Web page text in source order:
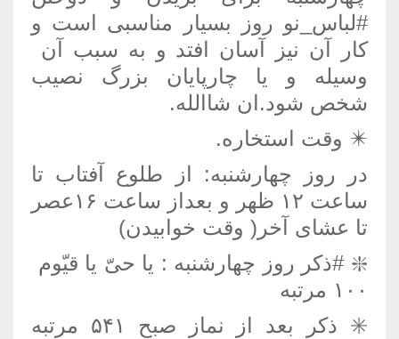
#لباس_نو روز بسیار مناسبی است و
کار آن نیز آسان افتد و به سبب آن
وسیله و یا چارپایان بزرگ نصیب
شخص شود.ان شاالله.
✴️️ وقت استخاره.
در روز چهارشنبه: از طلوع آفتاب تا
ساعت ۱۲ ظهر و بعداز ساعت ۱۶عصر
تا عشای آخر( وقت خوابیدن)
❇️️ #ذکر روز چهارشنبه : یا حیّ یا قیّوم
۱۰۰ مرتبه
✳️️ ذکر بعد از نماز صبح ۵۴۱ مرتبه